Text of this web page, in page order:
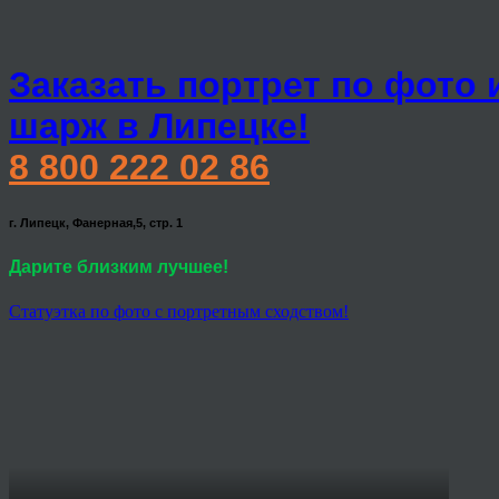
Заказать портрет по фото
шарж в Липецке!
8 800 222 02 86
г. Липецк, Фанерная,5, стр. 1
Дарите близким лучшее!
Статуэтка по фото с портретным сходством!